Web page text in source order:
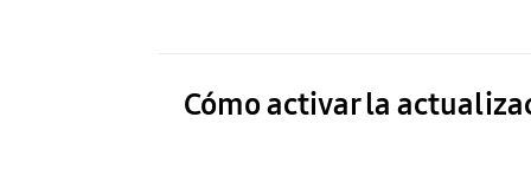
Cómo activar la